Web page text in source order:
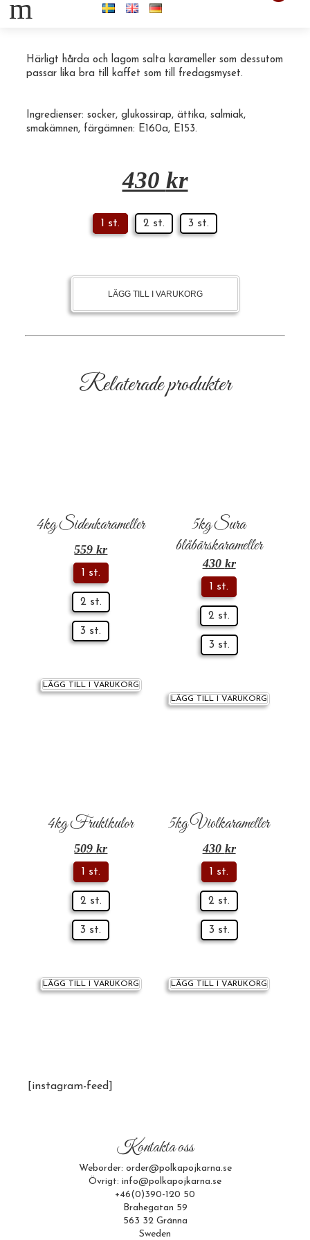
m5kg Saltlakritskarameller i lösvikt.
Härligt hårda och lagom salta karameller som dessutom
passar lika bra till kaffet som till fredagsmyset.
Ingredienser: socker, glukossirap, ättika, salmiak,
smakämnen, färgämnen: E160a, E153.
430 kr
1 st. 2 st. 3 st.
LÄGG TILL I VARUKORG
Relaterade produkter
4kg Sidenkarameller
559kr
1 st.
2 st.
3 st.
LÄGG TILL I VARUKORG
5kg Sura
blåbärskarameller
430 kr
1 st.
2 st.
3 st.
LÄGG TILL I VARUKORG
4kg Fruktkulor
509kr
1 st.
2 st.
3 st.
LÄGG TILL I VARUKORG
5kg Violkarameller
430 kr
1 st.
2 st.
3 st.
LÄGG TILL I VARUKORG
[instagram-feed]
Kontakta oss
Weborder: order@polkapojkarna.se
Övrigt: info@polkapojkarna.se
+46(0)390-120 50
Brahegatan 59
563 32 Gränna
Sweden